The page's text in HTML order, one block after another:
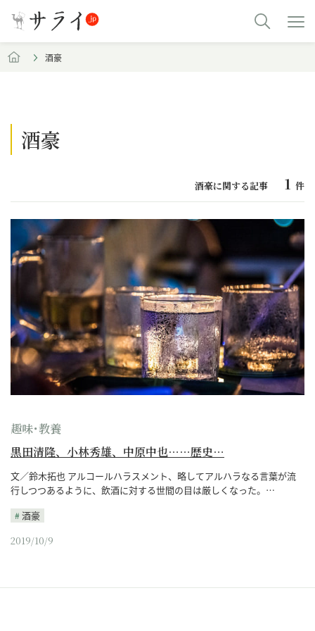
酒豪
酒豪
酒豪に関する記事 1 件
趣味･教養
黒田清隆、小林秀雄、中原中也……歴史…
文／鈴木拓也 アルコールハラスメント、略してアルハラなる言葉が流
行しつつあるように、飲酒に対する世間の目は厳しくなった。…
酒豪
2019/10/9